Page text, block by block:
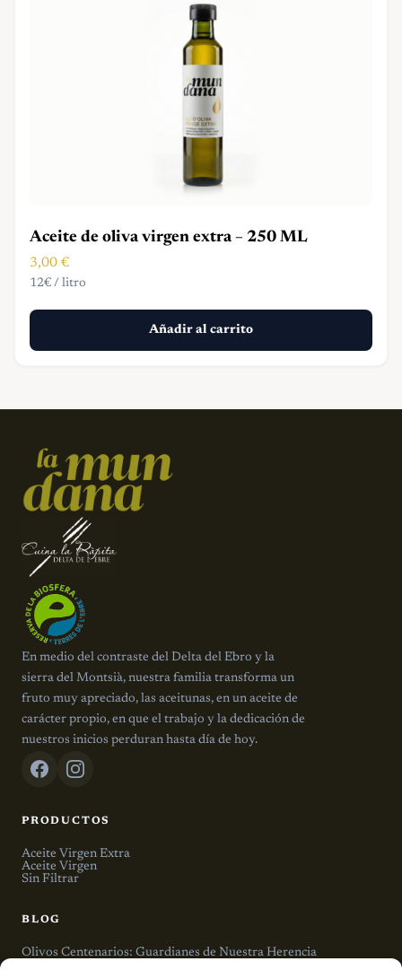
Aceite de oliva virgen extra – 250 ML
3,00 €
12€ / litro
Añadir al carrito
En medio del contraste del Delta del Ebro y la
sierra del Montsià, nuestra familia transforma un
fruto muy apreciado, las aceitunas, en un aceite de
carácter propio, en que el trabajo y la dedicación de
nuestros inicios perduran hasta día de hoy.
PRODUCTOS
Aceite Virgen Extra
Aceite Virgen
Sin Filtrar
BLOG
Olivos Centenarios: Guardianes de Nuestra Herencia